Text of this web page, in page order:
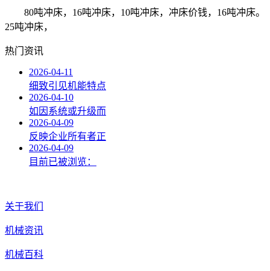
80吨冲床，16吨冲床，10吨冲床，冲床价钱，16吨冲床。
25吨冲床，
热门资讯
2026-04-11
细致引见机能特点
2026-04-10
如因系统或升级而
2026-04-09
反映企业所有者正
2026-04-09
目前已被浏览：
关于我们
机械资讯
机械百科